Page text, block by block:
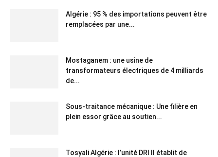
Algérie : 95 % des importations peuvent être
remplacées par une...
Mostaganem : une usine de
transformateurs électriques de 4 milliards
de...
Sous-traitance mécanique : Une filière en
plein essor grâce au soutien...
Tosyali Algérie : l’unité DRI II établit de